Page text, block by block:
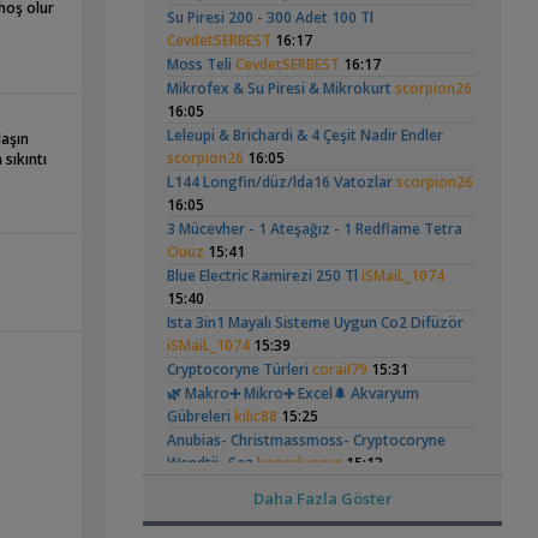
olur
Omurgasızlar
Bitkili Akvaryuma İlk Adım
12:45
Yeni Üye Forumu
👋 Yeni Gelenler Buradan Merhaba Desin
wolk23 ,12:03
Yeni Üye Forumu
Büyükşehir Belediyesi Çalışıyor,gece 3 😊
MasterChiefHakan
Yeni Üye Forumu
Bitkili Tankda Led Kullanımı
dreamcatcherr,09:15
Işık CO2 ve Ekipmanlar
Dıy - Akvaryum Aydınlatması Hakkında
BilgiMinics,01:42
Yeni Üye Forumu
130 Lt 50+ Lepistes İçin8.500 Tl Bütçeli
Dışfiltre Serpent,00:15
Yeni Üye Forumu
Catappa Yetişiyorum Rafayel
Akvaredden Gelen BitkilerSufisu
Bitki Türleri ve Bakımı
Vlog
Apistogramma
Hongsloi Çiftim Ve
Yavruları
Betta Antuta
Ramshorn Hakkında
Her Şey
30x20x20 Ramshorn
Akvaryumu
Leonardit Zeminli
Neon Tetra
Akvaryumum
Su Piresi 200 - 300 Adet 100 Tl
CevdetSERBEST 16:17
Moss Teli CevdetSERBEST 16:17
Mikrofex & Su Piresi & Mikrokurt scorpion26
16:05
Leleupi & Brichardi & 4 Çeşit Nadir Endler
scorpion26 16:05
L144 Longfin/düz/lda16 Vatozlar scorpion26
16:05
3 Mücevher - 1 Ateşağız - 1 Redflame Tetra
Ouuz 15:41
Blue Electric Ramirezi 250 Tl iSMaiL_1074
15:40
Ista 3in1 Mayalı Sisteme Uygun Co2 Difüzör
iSMaiL_1074 15:39
Cryptocoryne Türleri corail79 15:31
🌿 Makro➕️ Mikro➕ Excel🌲 Akvaryum
Gübreleri kilic88 15:25
Anubias- Christmassmoss- Cryptocoryne
Wendtii- Saz kopruluonur 15:13
15:13
Daha Fazla Göster